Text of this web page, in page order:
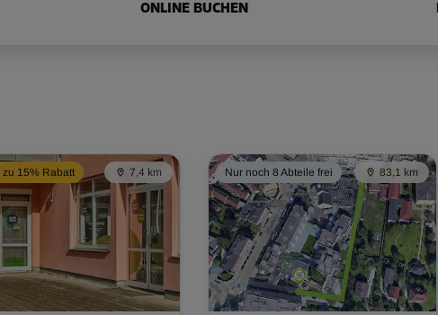
ONLINE BUCHEN
zu 15% Rabatt 7,4 km Nur noch 8 Abteile frei 83,1 km